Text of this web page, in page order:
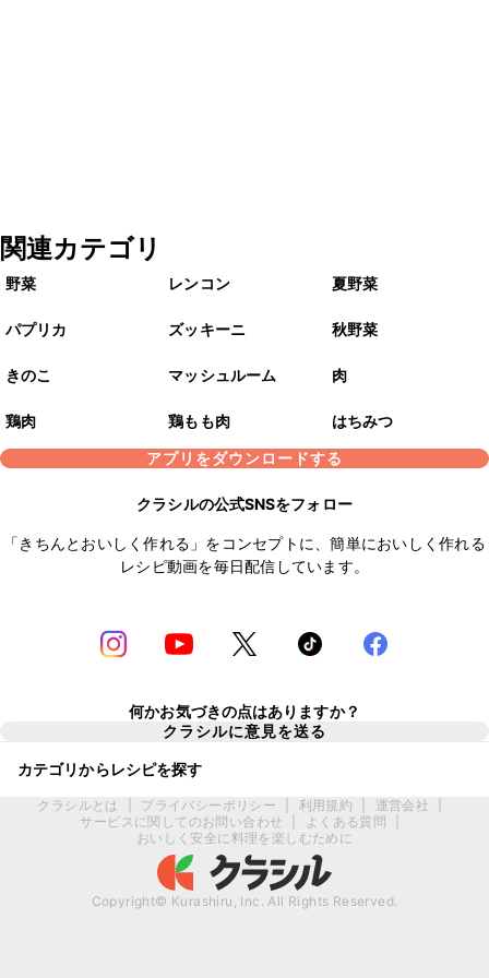
関連カテゴリ
野菜 レンコン 夏野菜
パプリカ ズッキーニ 秋野菜
きのこ マッシュルーム 肉
鶏肉 鶏もも肉
はちみつ
アプリをダウンロードする
クラシルの公式SNSをフォロー
「きちんとおいしく作れる」をコンセプトに、簡単においしく作れる
レシピ動画を毎日配信しています。
何かお気づきの点はありますか？
クラシルに意見を送る
カテゴリからレシピを探す
クラシルとは プライバシーポリシー 利用規約 運営会社
サービスに関してのお問い合わせ
よくある質問
おいしく安全に料理を楽しむために
Copyright© Kurashiru, Inc. All Rights Reserved.